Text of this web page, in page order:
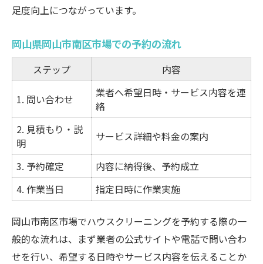
足度向上につながっています。
岡山県岡山市南区市場での予約の流れ
ステップ 内容
1. 問い合わせ
業者へ希望日時・サービス内容を連
絡
2. 見積もり・説
明
サービス詳細や料金の案内
3. 予約確定
内容に納得後、予約成立
4. 作業当日
指定日時に作業実施
岡山市南区市場でハウスクリーニングを予約する際の一
般的な流れは、まず業者の公式サイトや電話で問い合わ
せを行い、希望する日時やサービス内容を伝えることか